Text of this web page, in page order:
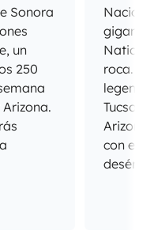
Sonora
un
250
roca.
con